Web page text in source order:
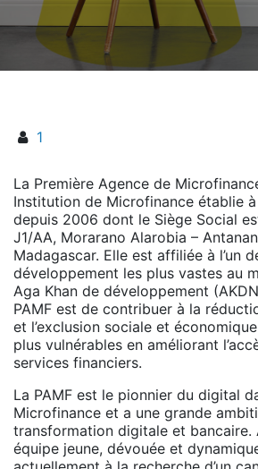
1
La Première Agence de
Institution de Microfinance établie
depuis 2006 dont le Siège Social
J1/AA, Morarano Alarobia –
Madagascar. Elle est affiliée à l’un
développement les plus vastes au
Aga Khan de développement
PAMF est de contribuer à la
et l’exclusion sociale et
plus vulnérables en améliorant
services financiers.
La PAMF est le pionnier du digital
Microfinance et a une grande
transformation digitale et bancaire.
équipe jeune, dévouée et